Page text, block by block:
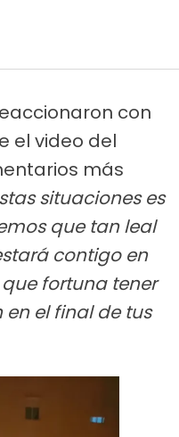
con
el video del
más
situaciones es
que tan leal
contigo en
fortuna tener
el final de tus